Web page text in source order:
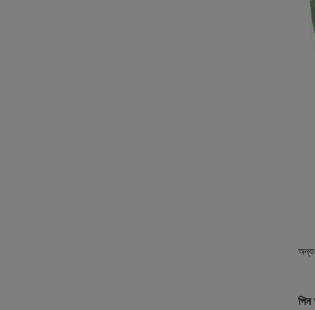
পিন